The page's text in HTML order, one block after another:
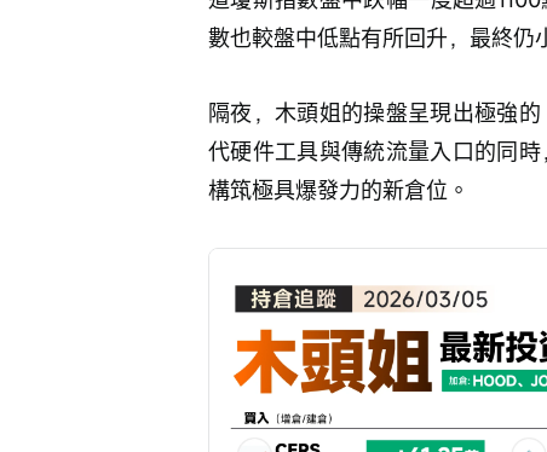
數也較盤中低點有所回升，最終仍
隔夜，木頭姐的操盤呈現出極強
代硬件工具與傳統流量入口的同
構筑極具爆發力的新倉位。